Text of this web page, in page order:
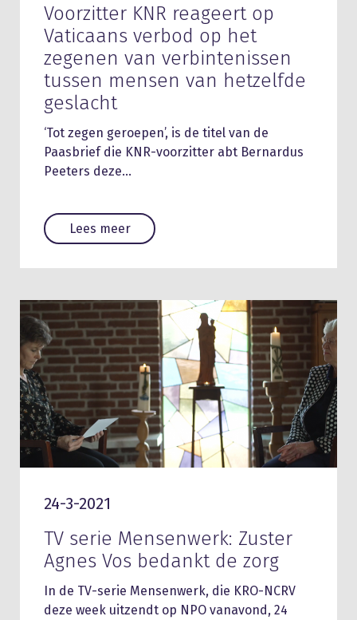
Voorzitter KNR reageert op
Vaticaans verbod op het
zegenen van verbintenissen
tussen mensen van hetzelfde
geslacht
‘Tot zegen geroepen’, is de titel van de
Paasbrief die KNR-voorzitter abt Bernardus
Peeters deze…
Lees meer
24-3-2021
TV serie Mensenwerk: Zuster
Agnes Vos bedankt de zorg
In de TV-serie Mensenwerk, die KRO-NCRV
deze week uitzendt op NPO vanavond, 24